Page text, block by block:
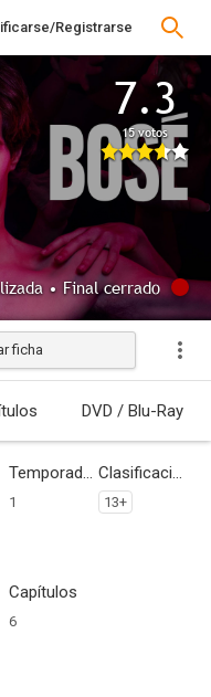
Registrarse
7.3
15 votos
• Final cerrado
ficha
DVD / Blu-Ray
Temporadas
1
Clasificación por edades
13+
Capítulos
6